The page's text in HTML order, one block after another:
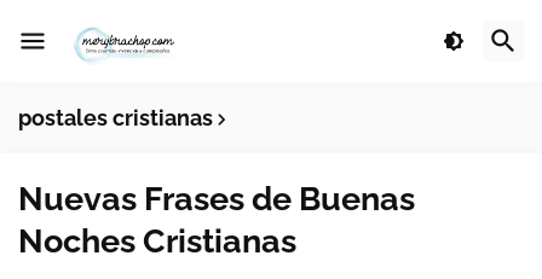
postales cristianas
Nuevas Frases de Buenas
Noches Cristianas